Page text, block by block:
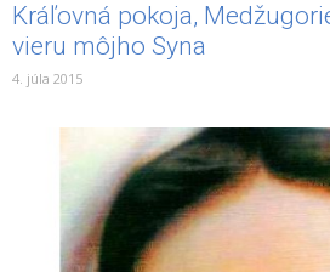
Kráľovná pokoja,
vieru môjho Syna
4. júla 2015